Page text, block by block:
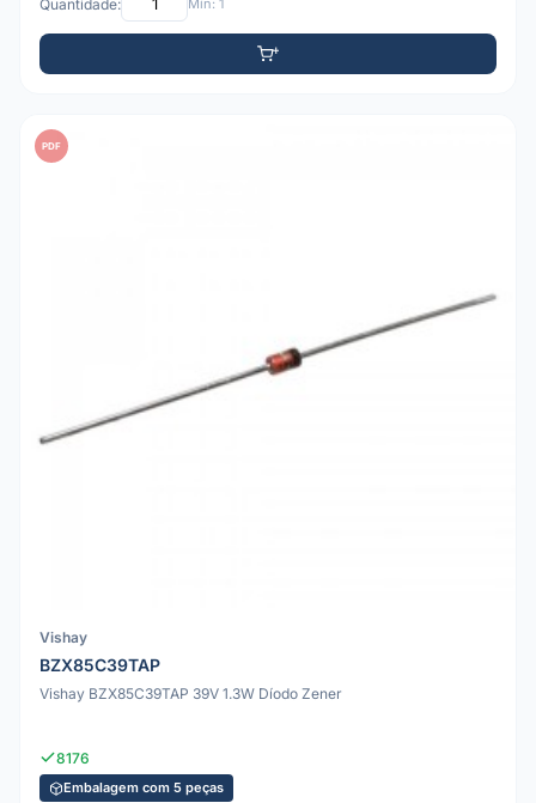
Quantidade: Mín: 1
PDF
Vishay
BZX85C39TAP
Vishay BZX85C39TAP 39V 1.3W Díodo Zener
8176
Embalagem com 5 peças